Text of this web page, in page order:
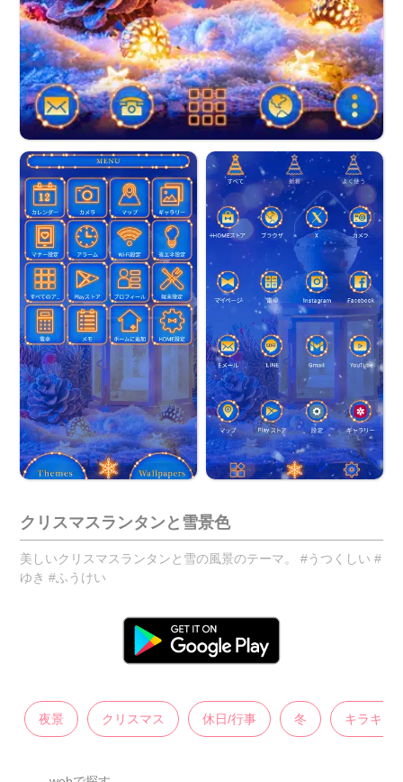
クリスマスランタンと雪景色
美しいクリスマスランタンと雪の風景のテーマ。 #うつくしい #
ゆき #ふうけい
夜景 クリスマス 休日/行事 冬 キラキラ